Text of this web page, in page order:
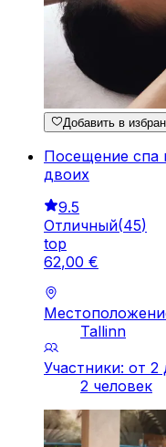
Добавить в
Посещение спа
двоих
9.5
Отличный(45)
top
62,00 €
Tallinn
Участники: от 2
2 человек